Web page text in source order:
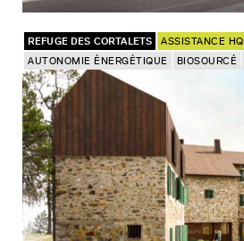
REFUGE DES CORTALETS
ASSISTANCE
AUTONOMIE ÉNERGÉTIQUE
BIOSOURCÉ